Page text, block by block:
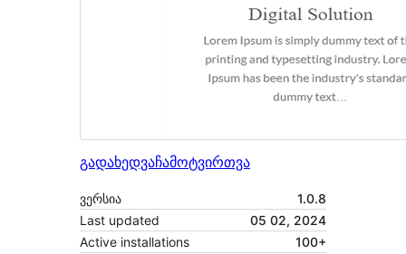
გადახედვაჩამოტვირთვა
ვერსია
1.0.8
Last updated
05 02, 2024
Active installations
100+